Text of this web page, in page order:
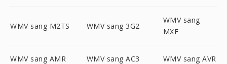
WMV sang M2TS WMV sang 3G2
WMV sang
MXF
WMV sang AMR WMV sang AC3 WMV sang AVR